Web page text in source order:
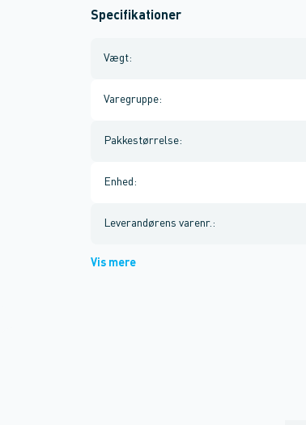
Specifikationer
Vægt:
Varegruppe:
Pakkestørrelse:
Enhed :
Leverandørens varenr. :
Vis mere